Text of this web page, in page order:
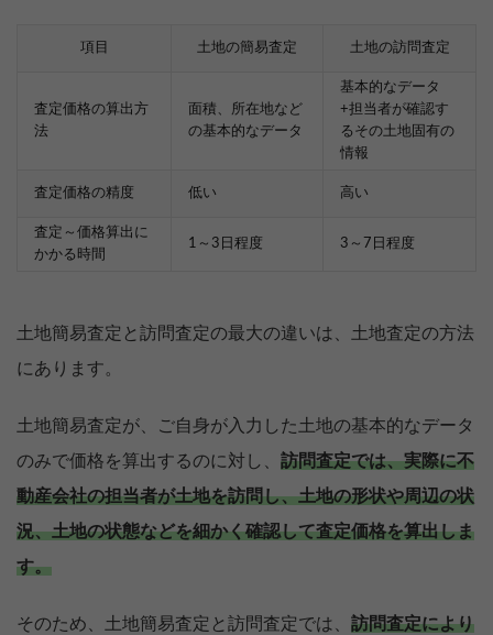
項目 土地の簡易査定 土地の訪問査定
査定価格の算出方
法
面積、所在地など
の基本的なデータ
基本的なデータ
+担当者が確認す
るその土地固有の
情報
査定価格の精度 低い 高い
査定～価格算出に
かかる時間
1～3日程度 3～7日程度
土地簡易査定と訪問査定の最大の違いは、土地査定の方法
にあります。
土地簡易査定が、ご自身が入力した土地の基本的なデータ
のみで価格を算出するのに対し、 訪問査定では、実際に不
動産会社の担当者が土地を訪問し、土地の形状や周辺の状
況、土地の状態などを細かく確認して査定価格を算出しま
す。
そのため、土地簡易査定と訪問査定では、 訪問査定により